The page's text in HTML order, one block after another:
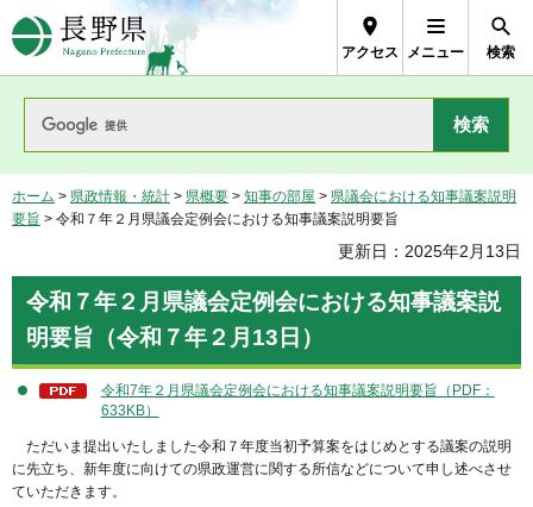
長野県Nagano Prefecture
アクセス メニュー 検索
ホーム > 県政情報・統計 > 県概要 > 知事の部屋 > 県議会における知事議案説明
要旨 > 令和７年２月県議会定例会における知事議案説明要旨
更新日：2025年2月13日
令和７年２月県議会定例会における知事議案説
明要旨（令和７年２月13日）
令和7年２月県議会定例会における知事議案説明要旨（PDF：
633KB）
ただいま提出いたしました令和７年度当初予算案をはじめとする議案の説明
に先立ち、新年度に向けての県政運営に関する所信などについて申し述べさせ
ていただきます。